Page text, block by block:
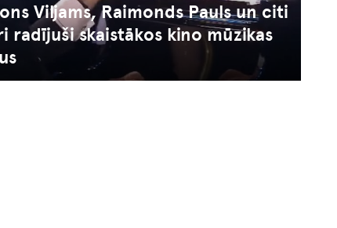
Viljams, Raimonds Pauls un citi
radījuši skaistākos kino mūzikas